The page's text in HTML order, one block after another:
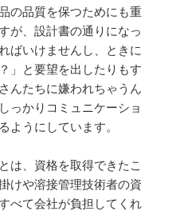
の品質を保つためにも重
が、設計書の通りになっ
ばいけませんし、ときに
」と要望を出したりもす
んたちに嫌われちゃうん
っかりコミュニケーショ
ようにしています。
は、資格を取得できたこ
けや溶接管理技術者の資
べて会社が負担してくれ